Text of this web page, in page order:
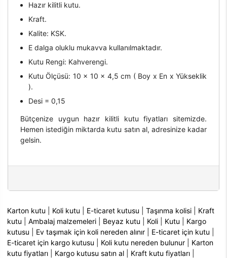
Hazır kilitli kutu.
Kraft.
Kalite: KSK.
E dalga oluklu mukavva kullanılmaktadır.
Kutu Rengi: Kahverengi.
Kutu Ölçüsü: 10 x 10 x 4,5 cm ( Boy x En x Yükseklik
).
Desi = 0,15
Bütçenize uygun hazır kilitli kutu fiyatları sitemizde.
Hemen istediğin miktarda kutu satın al, adresinize kadar
gelsin.
Karton kutu Koli kutu E-ticaret kutusu |Taşınma kolisi
Kraft
kutu |Ambalaj malzemeleri Beyaz kutu Koli Kutu
Kargo
kutusu
Ev taşımak için koli nereden alınır E-ticaret için kutu
E-ticaret için kargo kutusu
Koli kutu nereden bulunur
Karton
kutu fiyatları
Kargo kutusu satın al Kraft kutu fiyatları